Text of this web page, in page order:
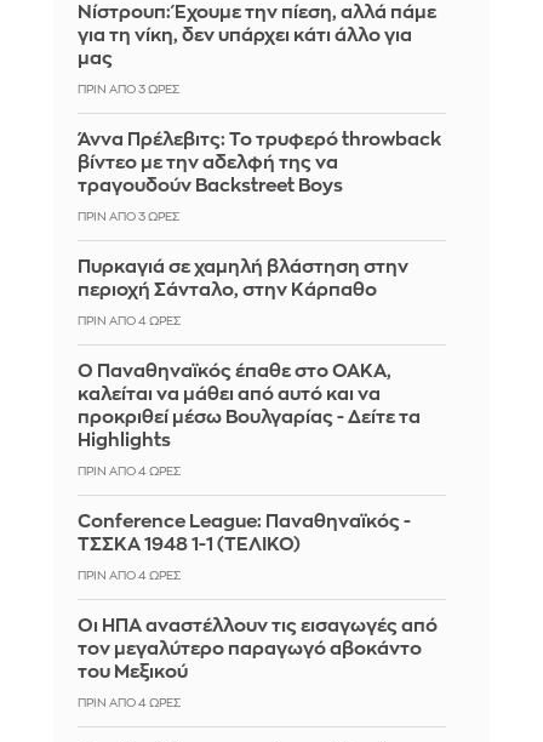
Νίστρουπ: Έχουμε την πίεση, αλλά πάμε
για τη νίκη, δεν υπάρχει κάτι άλλο για
μας
ΠΡΙΝ ΑΠΌ 3 ΏΡΕΣ
Άννα Πρέλεβιτς: Το τρυφερό throwback
βίντεο με την αδελφή της να
τραγουδούν Backstreet Boys
ΠΡΙΝ ΑΠΌ 3 ΏΡΕΣ
Πυρκαγιά σε χαμηλή βλάστηση στην
περιοχή Σάνταλο, στην Κάρπαθο
ΠΡΙΝ ΑΠΌ 4 ΏΡΕΣ
Ο Παναθηναϊκός έπαθε στο ΟΑΚΑ,
καλείται να μάθει από αυτό και να
προκριθεί μέσω Βουλγαρίας - Δείτε τα
Highlights
ΠΡΙΝ ΑΠΌ 4 ΏΡΕΣ
Conference League: Παναθηναϊκός -
ΤΣΣΚΑ 1948 1-1 (ΤΕΛΙΚΟ)
ΠΡΙΝ ΑΠΌ 4 ΏΡΕΣ
Οι ΗΠΑ αναστέλλουν τις εισαγωγές από
τον μεγαλύτερο παραγωγό αβοκάντο
του Μεξικού
ΠΡΙΝ ΑΠΌ 4 ΏΡΕΣ